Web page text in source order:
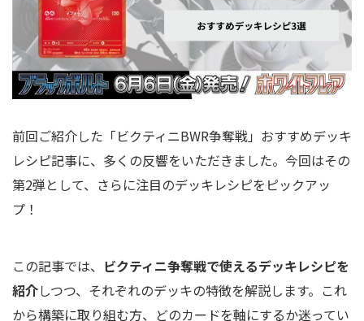
前回ご紹介した「ビクティニBWR争奪戦」おすすめデッキ
レシピ記事に、多くの反響をいただきました。今回はその
第2弾として、さらに注目のデッキレシピをピックアッ
プ！
この記事では、 ビクティニ争奪戦で使えるデッキレシピを
紹介しつつ、それぞれのデッキの特徴を解説します。これ
から構築に取り組む方、どのカードを軸にするか迷ってい